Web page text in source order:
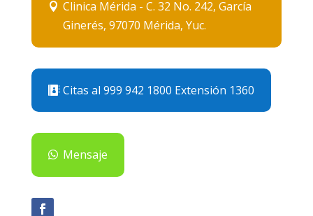
Clinica Mérida - C. 32 No. 242, García
Ginerés, 97070 Mérida, Yuc.
Citas al 999 942 1800 Extensión 1360
Mensaje